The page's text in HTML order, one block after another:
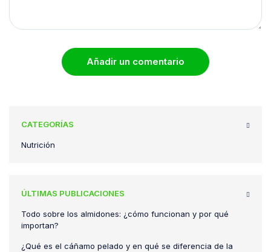
Añadir un comentario
CATEGORÍAS
Nutrición
ÚLTIMAS PUBLICACIONES
Todo sobre los almidones: ¿cómo funcionan y por qué
importan?
¿Qué es el cáñamo pelado y en qué se diferencia de la